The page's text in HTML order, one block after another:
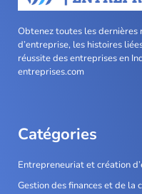
Obtenez toutes les dernières
d’entreprise, les histoires
réussite des entreprises en
entreprises.com
Catégories
Entrepreneuriat et création
Gestion des finances et de la